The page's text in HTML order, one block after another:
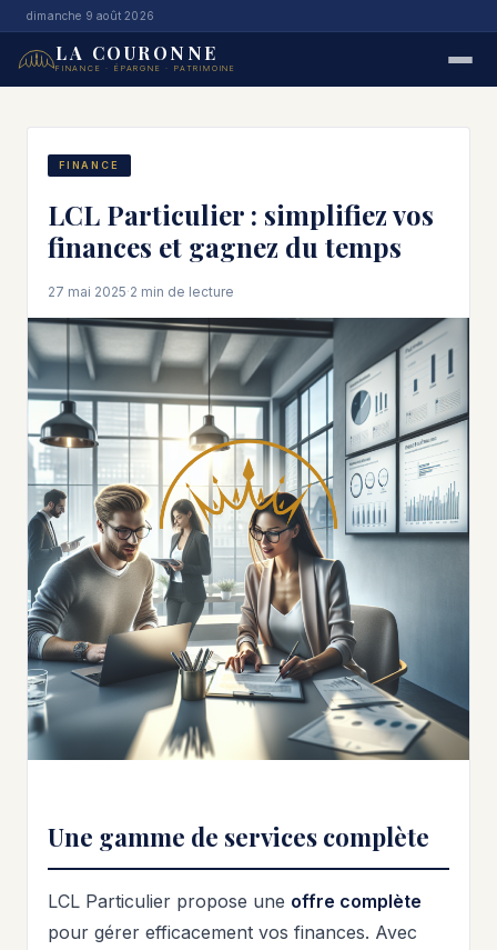
dimanche 9 août 2026
LA COURONNE
FINANCE · ÉPARGNE · PATRIMOINE
FINANCE
LCL Particulier : simplifiez vos
finances et gagnez du temps
27 mai 2025·2 min de lecture
Une gamme de services complète
LCL Particulier propose une offre complète
pour gérer efficacement vos finances. Avec